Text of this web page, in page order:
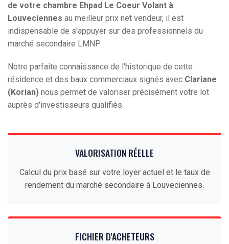
de votre chambre Ehpad Le Coeur Volant à
Louveciennes au meilleur prix net vendeur, il est
indispensable de s'appuyer sur des professionnels du
marché secondaire LMNP.
Notre parfaite connaissance de l'historique de cette
résidence et des baux commerciaux signés avec Clariane
(Korian) nous permet de valoriser précisément votre lot
auprès d'investisseurs qualifiés.
VALORISATION RÉELLE
Calcul du prix basé sur votre loyer actuel et le taux de
rendement du marché secondaire à Louveciennes.
FICHIER D'ACHETEURS